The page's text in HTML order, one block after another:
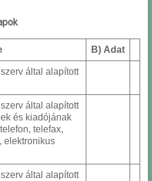
B) Adat
által alapított
által alapított
és kiadójának
telefax,
elektronikus
által alapított